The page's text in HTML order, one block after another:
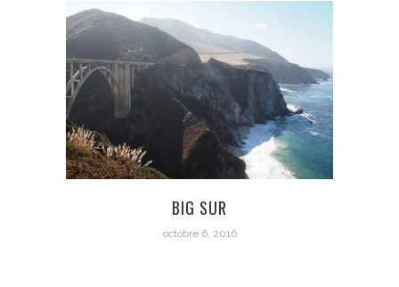
BIG SUR
octobre 6, 2016